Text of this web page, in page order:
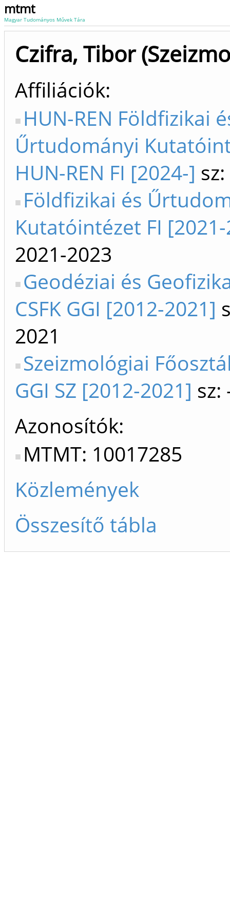
mtmt
Magyar Tudományos Művek Tára
Czifra, Tibor
Affiliációk
HUN-REN Földfizikai
Űrtudományi
HUN-REN FI [2024-]
Földfizikai és
Kutatóintézet FI
2021-2023
Geodéziai és
CSFK GGI [2012-2021]
2021
Szeizmológiai
GGI SZ [2012-2021] sz:
Azonosítók
MTMT: 10017285
Közlemények
Összesítő tábla